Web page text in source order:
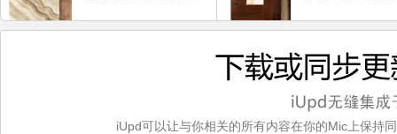
iUpd可以让与你相关的所有内容在你的Mic上保持